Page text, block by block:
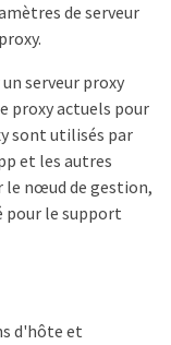
de serveur
serveur proxy
proxy actuels pour
sont utilisés par
et les autres
nœud de gestion,
pour le support
d'hôte et